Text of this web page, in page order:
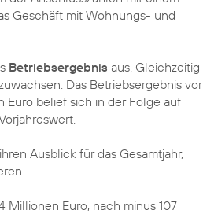
Geschäft mit Wohnungs- und
Betriebsergebnis aus. Gleichzeitig
Das Betriebsergebnis vor
Euro belief sich in der Folge auf
Ausblick für das Gesamtjahr,
Millionen Euro, nach minus 107